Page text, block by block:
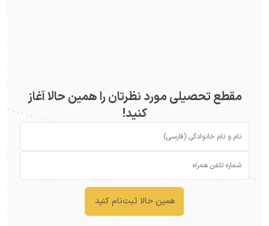
مقطع تحصیلی مورد نظرتان را همین حالا آغاز
کنید!
همین حالا ثبت‌نام کنید